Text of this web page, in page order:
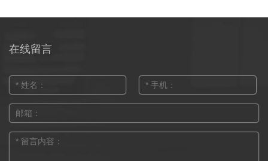
在线留言